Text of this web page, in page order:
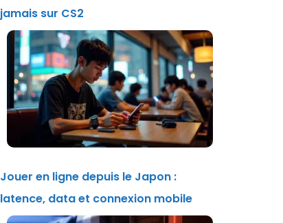
jamais sur CS2
Jouer en ligne depuis le Japon :
latence, data et connexion mobile